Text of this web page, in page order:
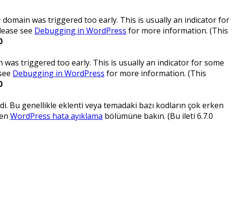
domain was triggered too early. This is usually an indicator for
see Debugging in WordPress for more information. (This
was triggered too early. This is usually an indicator for some
Debugging in WordPress for more information. (This
Bu genellikle eklenti veya temadaki bazı kodların çok erken
WordPress hata ayıklama bölümüne bakın. (Bu ileti 6.7.0